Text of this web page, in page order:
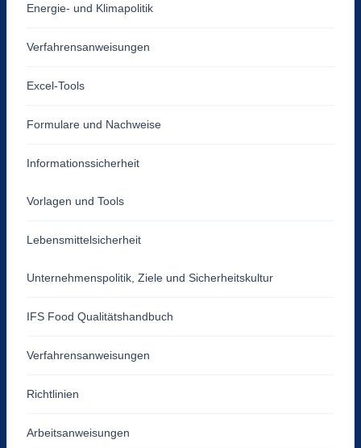
Energie- und Klimapolitik
Verfahrensanweisungen
Excel-Tools
Formulare und Nachweise
Informationssicherheit
Vorlagen und Tools
Lebensmittelsicherheit
Unternehmenspolitik, Ziele und Sicherheitskultur
IFS Food Qualitätshandbuch
Verfahrensanweisungen
Richtlinien
Arbeitsanweisungen